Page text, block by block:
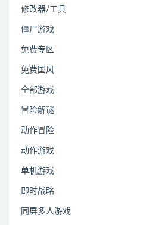
修改器/工具
僵尸游戏
免费专区
免费国风
全部游戏
冒险解谜
动作冒险
动作游戏
单机游戏
即时战略
同屏多人游戏